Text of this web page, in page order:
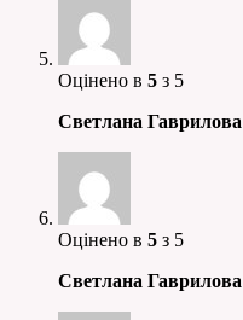
Оцінено в 5 з 5
Светлана Гаврилова
Оцінено в 5 з 5
Светлана Гаврилова